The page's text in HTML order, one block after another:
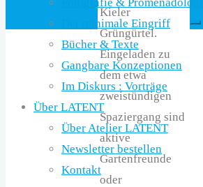
Der minimale Eingriff
Bücher & Texte
Gangbare Konzeptionen
Im Diskurs : Vorträge
Über LATENT
Über Atelier LATENT
Newsletter bestellen
Kontakt
Kieler
Grüngürtel.
Eingeladen zu
dem etwa
zweistündigen
Spaziergang sind
aktive
Gartenfreunde
oder